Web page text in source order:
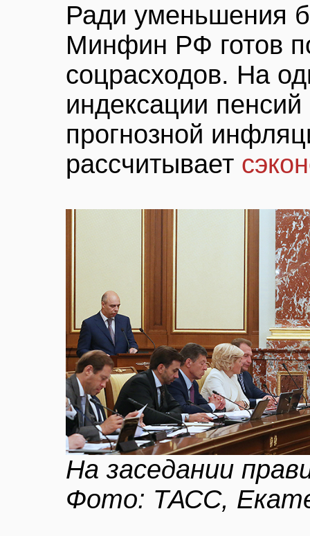
Ради уменьшения
Минфин РФ готов
соцрасходов. На
индексации
прогнозной
рассчитывает
На заседании
Фото: ТАСС,